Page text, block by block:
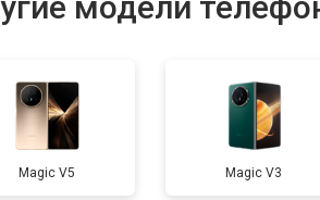
Замена задней крышки
дисплея (экрана)
Magic V5 Magic V3